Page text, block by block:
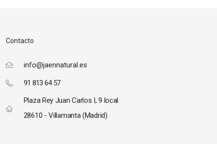
Contacto
info@jaennatural.es
91 813 64 57
Plaza Rey Juan Carlos I, 9 local
28610 - Villamanta (Madrid)